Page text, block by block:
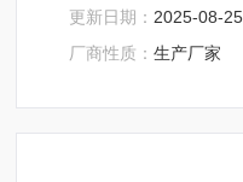
足固体、颗粒、粉末、
深圳市后王电子科技有
更新日期： 2025-08-25
厂商性质：生产厂家